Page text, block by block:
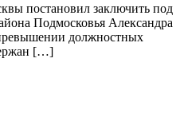
постановил заключить под
Подмосковья Александра
должностных
[…]